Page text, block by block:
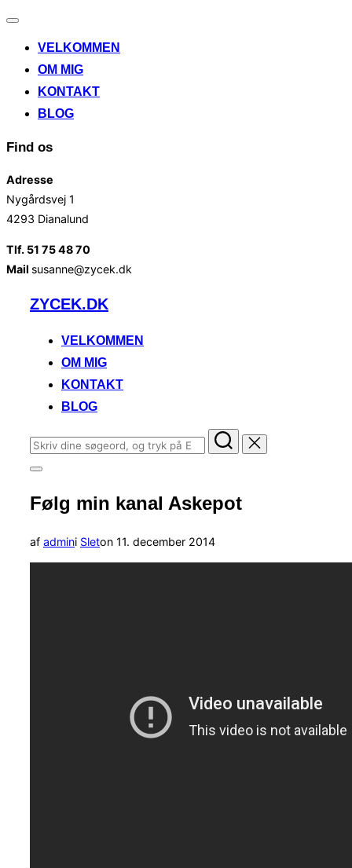
Slå
til/fraVELKOMMEN
OM MIG
KONTAKT
BLOG
Find os
Adresse
Nygårdsvej 1
4293 Dianalund
Tlf. 51 75 48 70
Mail susanne@zycek.dk
VidereZYCEK.DK
VELKOMMEN
OM MIG
KONTAKT
BLOG
Søg
efter:
Slå
i
sidekolonne
Følg min kanal Askepot
af admini Sleton Udgivet
d.
11. december 2014